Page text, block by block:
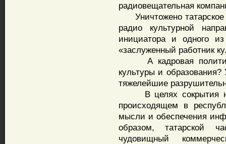
радиовещательная
Уничтожено татарское
радио культурной
инициатора и одного
«заслуженный работник
А кадровая политика
культуры и образования?
тяжелейшие
В целях сокрытия
происходящем в
мысли и обеспечения
образом, татарской
чудовищный